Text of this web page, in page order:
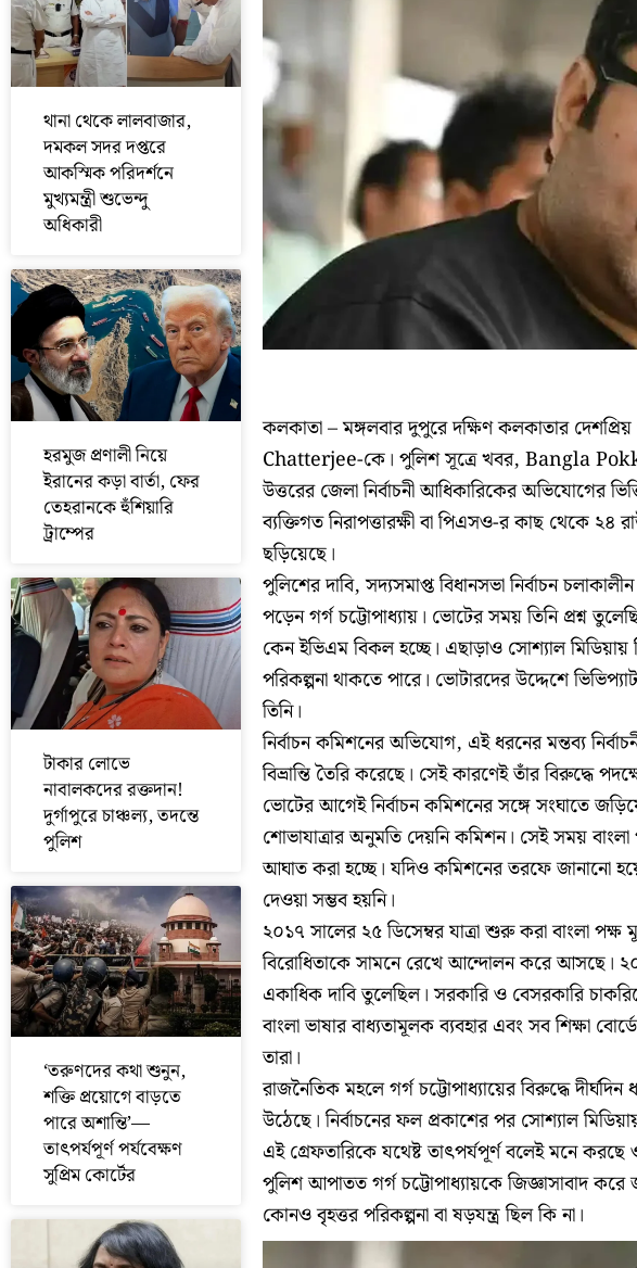
থানা থেকে লালবাজার,
দমকল সদর দপ্তরে
আকস্মিক পরিদর্শনে
মুখ্যমন্ত্রী শুভেন্দু
অধিকারী
হরমুজ প্রণালী নিয়ে
ইরানের কড়া বার্তা, ফের
তেহরানকে হুঁশিয়ারি
ট্রাম্পের
টাকার লোভে
নাবালকদের রক্তদান!
দুর্গাপুরে চাঞ্চল্য, তদন্তে
পুলিশ
‘তরুণদের কথা শুনুন,
শক্তি প্রয়োগে বাড়তে
পারে অশান্তি’—
তাৎপর্যপূর্ণ পর্যবেক্ষণ
সুপ্রিম কোর্টের
কলকাতা – মঙ্গলবার দুপুরে দক্ষিণ কলকাতার
Chatterjee-কে। পুলিশ সূত্রে খবর, Bangla
উত্তরের জেলা নির্বাচনী আধিকারিকের অভিযোগের
ব্যক্তিগত নিরাপত্তারক্ষী বা পিএসও-র কাছ থেকে ২৪
ছড়িয়েছে।
পুলিশের দাবি, সদ্যসমাপ্ত বিধানসভা নির্বাচন
পড়েন গর্গ চট্টোপাধ্যায়। ভোটের সময় তিনি প্রশ্ন
কেন ইভিএম বিকল হচ্ছে। এছাড়াও সোশ্যাল মিডিয়ায়
পরিকল্পনা থাকতে পারে। ভোটারদের উদ্দেশে
তিনি।
নির্বাচন কমিশনের অভিযোগ, এই ধরনের মন্তব্য
বিভ্রান্তি তৈরি করেছে। সেই কারণেই তাঁর বিরুদ্ধে
ভোটের আগেই নির্বাচন কমিশনের সঙ্গে সংঘাতে
শোভাযাত্রার অনুমতি দেয়নি কমিশন। সেই সময়
আঘাত করা হচ্ছে। যদিও কমিশনের তরফে জানানো
দেওয়া সম্ভব হয়নি।
২০১৭ সালের ২৫ ডিসেম্বর যাত্রা শুরু করা বাংলা পক্ষ
বিরোধিতাকে সামনে রেখে আন্দোলন করে আসছে।
একাধিক দাবি তুলেছিল। সরকারি ও বেসরকারি
বাংলা ভাষার বাধ্যতামূলক ব্যবহার এবং সব শিক্ষা
তারা।
রাজনৈতিক মহলে গর্গ চট্টোপাধ্যায়ের বিরুদ্ধে
উঠেছে। নির্বাচনের ফল প্রকাশের পর সোশ্যাল
এই গ্রেফতারিকে যথেষ্ট তাৎপর্যপূর্ণ বলেই মনে
পুলিশ আপাতত গর্গ চট্টোপাধ্যায়কে জিজ্ঞাসাবাদ করে
কোনও বৃহত্তর পরিকল্পনা বা ষড়যন্ত্র ছিল কি না।